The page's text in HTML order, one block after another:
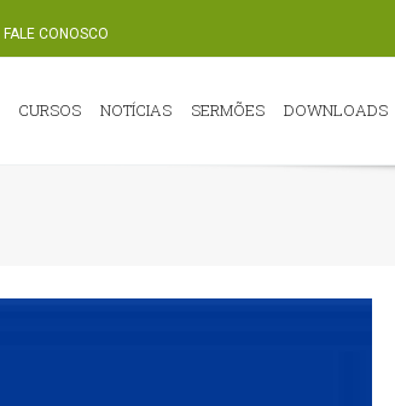
FALE CONOSCO
CURSOS NOTÍCIAS SERMÕES DOWNLOADS